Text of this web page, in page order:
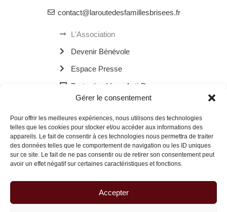
Gérer le consentement
Pour offrir les meilleures expériences, nous utilisons des technologies
telles que les cookies pour stocker et/ou accéder aux informations des
appareils. Le fait de consentir à ces technologies nous permettra de traiter
des données telles que le comportement de navigation ou les ID uniques
sur ce site. Le fait de ne pas consentir ou de retirer son consentement peut
avoir un effet négatif sur certaines caractéristiques et fonctions.
Accepter
contact@laroutedesfamillesbrisees.fr
L'Association
Devenir Bénévole
Espace Presse
Protection Verre Anti-Drogue
Les Bornes Recharge Mobile
Les Navettes Kékébus
Menu